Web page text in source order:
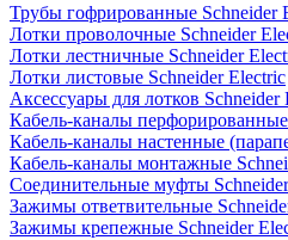
Трубы гофрированные Schneider
Лотки проволочные Schneider
Лотки лестничные Schneider
Лотки листовые Schneider Electric
Аксессуары для лотков Schneider
Кабель-каналы
Кабель-каналы настенные
Кабель-каналы монтажные
Соединительные муфты
Зажимы ответвительные
Зажимы крепежные Schneider